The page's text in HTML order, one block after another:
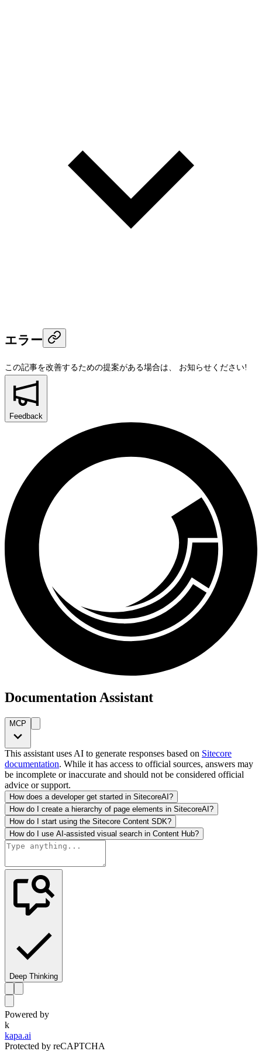
エラー
この記事を改善するための提案がある場合は、 お知らせください!
Feedback
Documentation Assistant
MCP
This assistant uses AI to generate responses based on Sitecore
documentation. While it has access to official sources, answers may
be incomplete or inaccurate and should not be considered official
advice or support.
How does a developer get started in SitecoreAI?
How do I create a hierarchy of page elements in SitecoreAI?
How do I start using the Sitecore Content SDK?
How do I use AI-assisted visual search in Content Hub?
Deep Thinking
Powered by
k
kapa.ai
Protected by reCAPTCHA